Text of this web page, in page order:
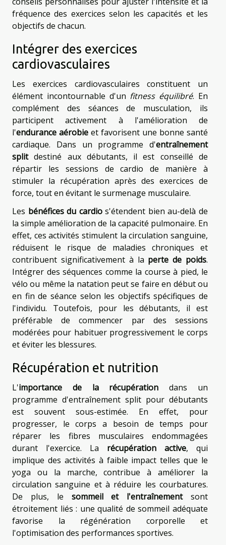
fréquence des exercices selon les capacités et les
objectifs de chacun.
Intégrer des exercices
cardiovasculaires
Les exercices cardiovasculaires constituent un
élément incontournable d'un fitness équilibré. En
complément des séances de musculation, ils
participent activement à l'amélioration de
l'endurance aérobie et favorisent une bonne santé
cardiaque. Dans un programme d'entraînement
splitdestiné aux débutants, il est conseillé de
répartir les sessions de cardio de manière à
stimuler la récupération après des exercices de
force, tout en évitant le surmenage musculaire.
Les bénéfices du cardios'étendent bien au-delà de
la simple amélioration de la capacité pulmonaire. En
effet, ces activités stimulent la circulation sanguine,
réduisent le risque de maladies chroniques et
contribuent significativement à la perte de poids.
Intégrer des séquences comme la course à pied, le
vélo ou même la natation peut se faire en début ou
en fin de séance selon les objectifs spécifiques de
l'individu. Toutefois, pour les débutants, il est
préférable de commencer par des sessions
modérées pour habituer progressivement le corps
et éviter les blessures.
Récupération et nutrition
L'importance de la récupération dans un
programme d'entraînement split pour débutants
est souvent sous-estimée. En effet, pour
progresser, le corps a besoin de temps pour
réparer les fibres musculaires endommagées
durant l'exercice. La récupération active, qui
implique des activités à faible impact telles que le
yoga ou la marche, contribue à améliorer la
circulation sanguine et à réduire les courbatures.
De plus, le sommeil et l'entraînementsont
étroitement liés : une qualité de sommeil adéquate
favorise la régénération corporelle et
l'optimisation des performances sportives.